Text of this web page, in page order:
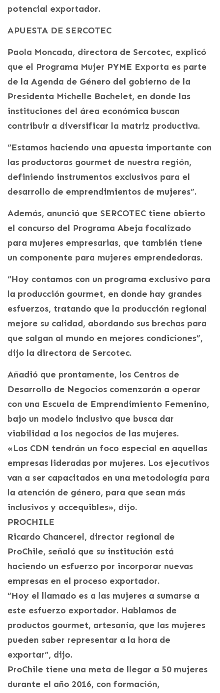
potencial exportador.
APUESTA DE SERCOTEC
Paola Moncada, directora de Sercotec, explicó
que el Programa Mujer PYME Exporta es parte
de la Agenda de Género del gobierno de la
Presidenta Michelle Bachelet, en donde las
instituciones del área económica buscan
contribuir a diversificar la matriz productiva.
“Estamos haciendo una apuesta importante con
las productoras gourmet de nuestra región,
definiendo instrumentos exclusivos para el
desarrollo de emprendimientos de mujeres”.
Además, anunció que SERCOTEC tiene abierto
el concurso del Programa Abeja focalizado
para mujeres empresarias, que también tiene
un componente para mujeres emprendedoras.
“Hoy contamos con un programa exclusivo para
la producción gourmet, en donde hay grandes
esfuerzos, tratando que la producción regional
mejore su calidad, abordando sus brechas para
que salgan al mundo en mejores condiciones”,
dijo la directora de Sercotec.
Añadió que prontamente, los Centros de
Desarrollo de Negocios comenzarán a operar
con una Escuela de Emprendimiento Femenino,
bajo un modelo inclusivo que busca dar
viabilidad a los negocios de las mujeres.
«Los CDN tendrán un foco especial en aquellas
empresas lideradas por mujeres. Los ejecutivos
van a ser capacitados en una metodología para
la atención de género, para que sean más
inclusivos y accequibles», dijo.
PROCHILE
Ricardo Chancerel, director regional de
ProChile, señaló que su institución está
haciendo un esfuerzo por incorporar nuevas
empresas en el proceso exportador.
“Hoy el llamado es a las mujeres a sumarse a
este esfuerzo exportador. Hablamos de
productos gourmet, artesanía, que las mujeres
pueden saber representar a la hora de
exportar”, dijo.
ProChile tiene una meta de llegar a 50 mujeres
durante el año 2016, con formación,